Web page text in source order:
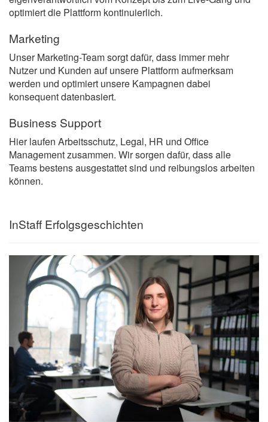
optimiert die Plattform kontinuierlich.
Marketing
Unser Marketing-Team sorgt dafür, dass immer mehr
Nutzer und Kunden auf unsere Plattform aufmerksam
werden und optimiert unsere Kampagnen dabei
konsequent datenbasiert.
Business Support
Hier laufen Arbeitsschutz, Legal, HR und Office
Management zusammen. Wir sorgen dafür, dass alle
Teams bestens ausgestattet sind und reibungslos arbeiten
können.
InStaff Erfolgsgeschichten